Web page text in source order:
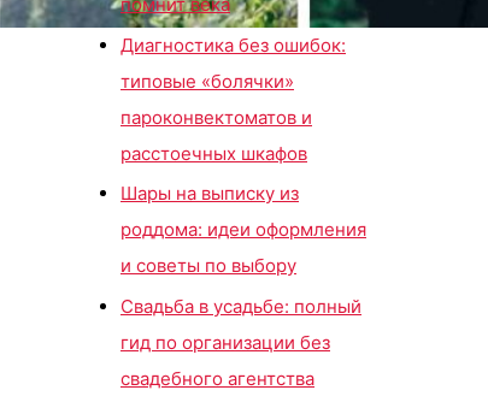
Диагностика без ошибок:
типовые «болячки»
пароконвектоматов и
расстоечных шкафов
Шары на выписку из
роддома: идеи оформления
и советы по выбору
Свадьба в усадьбе: полный
гид по организации без
свадебного агентства